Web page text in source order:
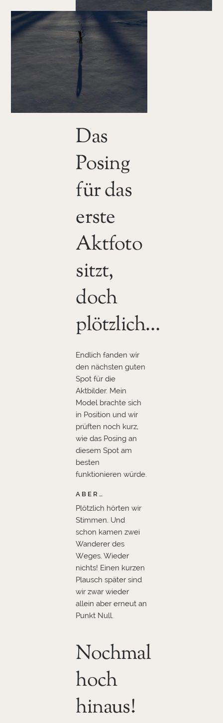
Das
Posing
für das
erste
Aktfoto
sitzt,
doch
plötzlich…
Endlich fanden wir
den nächsten guten
Spot für die
Aktbilder. Mein
Model brachte sich
in Position und wir
prüften noch kurz,
wie das Posing an
diesem Spot am
besten
funktionieren würde.
ABER…
Plötzlich hörten wir
Stimmen. Und
schon kamen zwei
Wanderer des
Weges. Wieder
nichts! Einen kurzen
Plausch später sind
wir zwar wieder
allein aber erneut an
Punkt Null.
Nochmal
hoch
hinaus!